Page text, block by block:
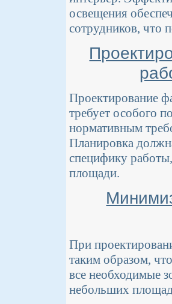
освещения
сотрудников, что
Проектирование
требует особого
нормативным
Планировка
специфику
площади.
При
таким образом,
все необходимые
небольших